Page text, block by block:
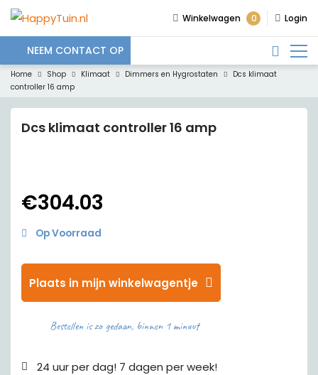
Winkelwagen 0 Login
NEEM CONTACT OP
Home Shop Klimaat Dimmers en Hygrostaten
Dcs klimaat
controller 16 amp
Dcs klimaat controller 16 amp
€304.03
Op Voorraad
Plaats in mijn winkelwagentje
Bestellen is zo gedaan, binnen 1 minuut
24 uur per dag! 7 dagen per week!